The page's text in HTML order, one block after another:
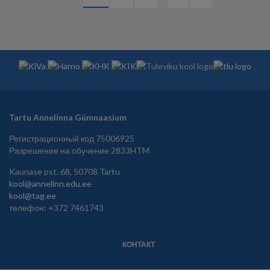
страница
Tartu Annelinna Gümnaasium
Регистрационный код 75006925
Разрешение на обучение 2833HTM
Kaunase pst. 68, 50708 Tartu
kool@annelinn.edu.ee
kool@tag.ee
телефон: +372 7461743
КОНТАКТ